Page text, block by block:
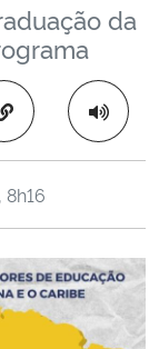
da
Copiar para área